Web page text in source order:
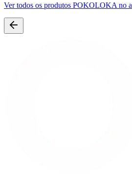
Ver todos os produtos POKOLOKA no